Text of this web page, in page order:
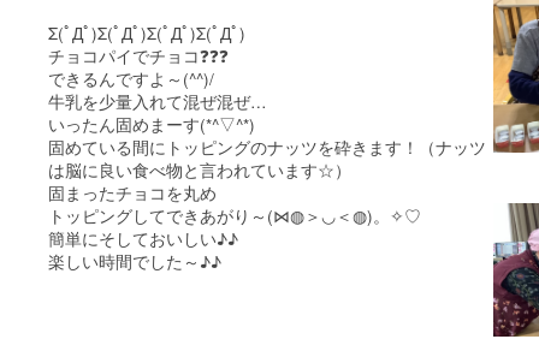
Σ(ﾟДﾟ)Σ(ﾟДﾟ)Σ(ﾟДﾟ)Σ(ﾟДﾟ)
チョコパイでチョコ❓❓❓
できるんですよ～(^^)/
牛乳を少量入れて混ぜ混ぜ…
いったん固めまーす(*^▽^*)
固めている間にトッピングのナッツを砕きます！（ナッツ
は脳に良い食べ物と言われています☆）
固まったチョコを丸め
トッピングしてできあがり～(⋈◍＞◡＜◍)。✧♡
簡単にそしておいしい♪♪
楽しい時間でした～♪♪